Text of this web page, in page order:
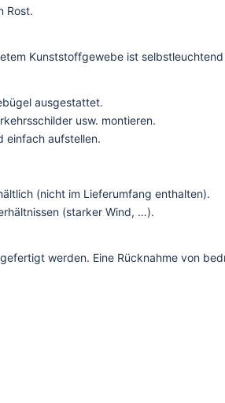
Rost.
Kunststoffgewebe ist
ausgestattet.
usw. montieren.
einfach aufstellen.
(nicht im Lieferumfang enthalten).
(starker Wind, …).
werden. Eine Rücknahme von